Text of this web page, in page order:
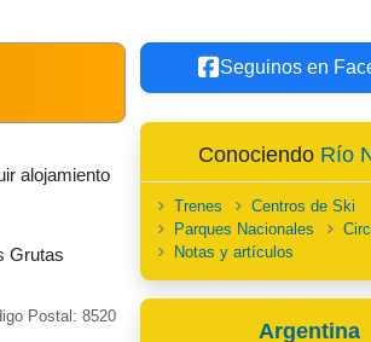
alojamiento
Grutas
Postal: 8520
Seguinos en
Conociendo Río
Trenes
Centros de Ski
Parques Nacionales
Notas y artículos
Argentina